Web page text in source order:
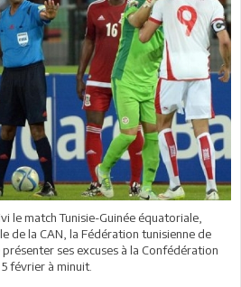
le match Tunisie-Guinée équatoriale,
de la CAN, la Fédération tunisienne de
ses excuses à la Confédération
février à minuit.